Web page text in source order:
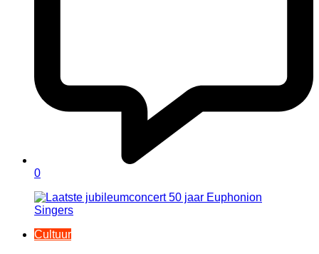
0
Cultuur